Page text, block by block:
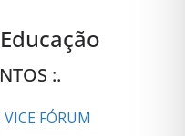
:.
FÓRUM